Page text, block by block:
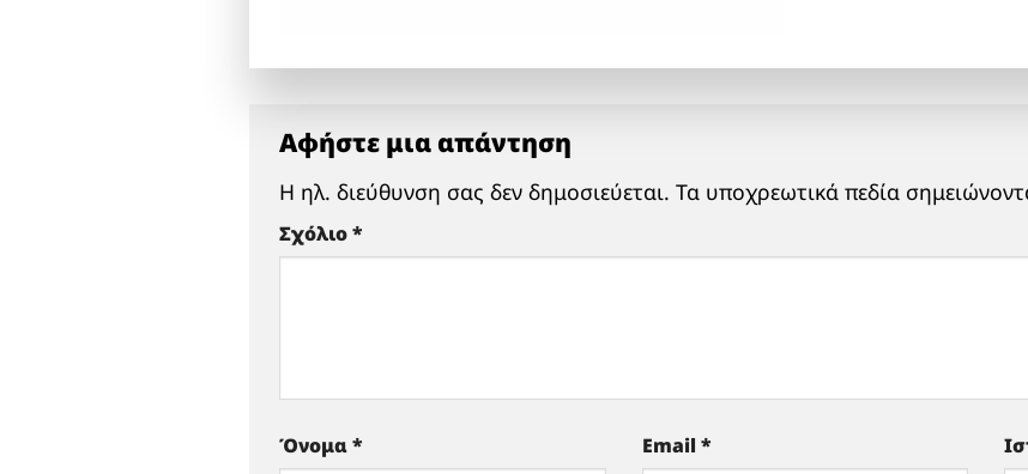
Αφήστε μια απάντηση
Η ηλ. διεύθυνση σας δεν δημοσιεύεται. Τα υποχρεωτικά πεδία
Σχόλιο*
Όνομα* Email *